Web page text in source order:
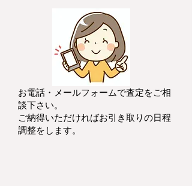
お電話・メールフォームで査定をご相
談下さい。
ご納得いただければお引き取りの日程
調整をします。